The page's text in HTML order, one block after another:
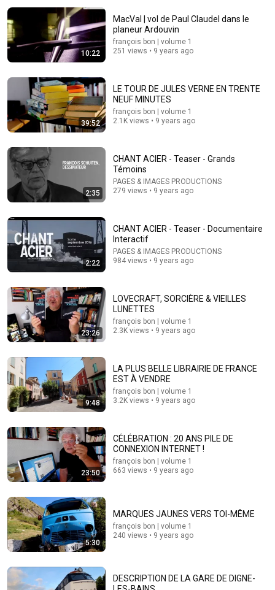
Doctor Warns These 9 Medications May Cause
Memory Loss After 60 - Dr. William Li
Health Knowledge Lab • 281K views
Inside West Virginia's Most Remote Holler
RocaNews • 10M views
Health After 50
Dr Jean-Pierre Beaumont | Santé des Seniors
Auto-dubbed
10:22
MacVal | vol de Paul Claudel dans le
planeur Ardouvin
françois bon | volume 1
251 views • 9 years ago
39:52
LE TOUR DE JULES VERNE EN TRENTE
NEUF MINUTES
françois bon | volume 1
2.1K views • 9 years ago
2:35
CHANT ACIER - Teaser - Grands
Témoins
PAGES & IMAGES PRODUCTIONS
279 views • 9 years ago
2:22
CHANT ACIER - Teaser - Documentaire
Interactif
PAGES & IMAGES PRODUCTIONS
984 views • 9 years ago
23:26
LOVECRAFT, SORCIÈRE & VIEILLES
LUNETTES
françois bon | volume 1
2.3K views • 9 years ago
9:48
LA PLUS BELLE LIBRAIRIE DE FRANCE
EST À VENDRE
françois bon | volume 1
3.2K views • 9 years ago
23:50
CÉLÉBRATION : 20 ANS PILE DE
CONNEXION INTERNET !
françois bon | volume 1
663 views • 9 years ago
5:30
MARQUES JAUNES VERS TOI-MÊME
françois bon | volume 1
240 views • 9 years ago
DESCRIPTION DE LA GARE DE DIGNE-